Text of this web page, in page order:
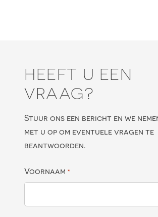
HEEFT U EEN
VRAAG?
Stuur ons een bericht en we
met u op om eventuele vragen te
beantwoorden.
Voornaam *